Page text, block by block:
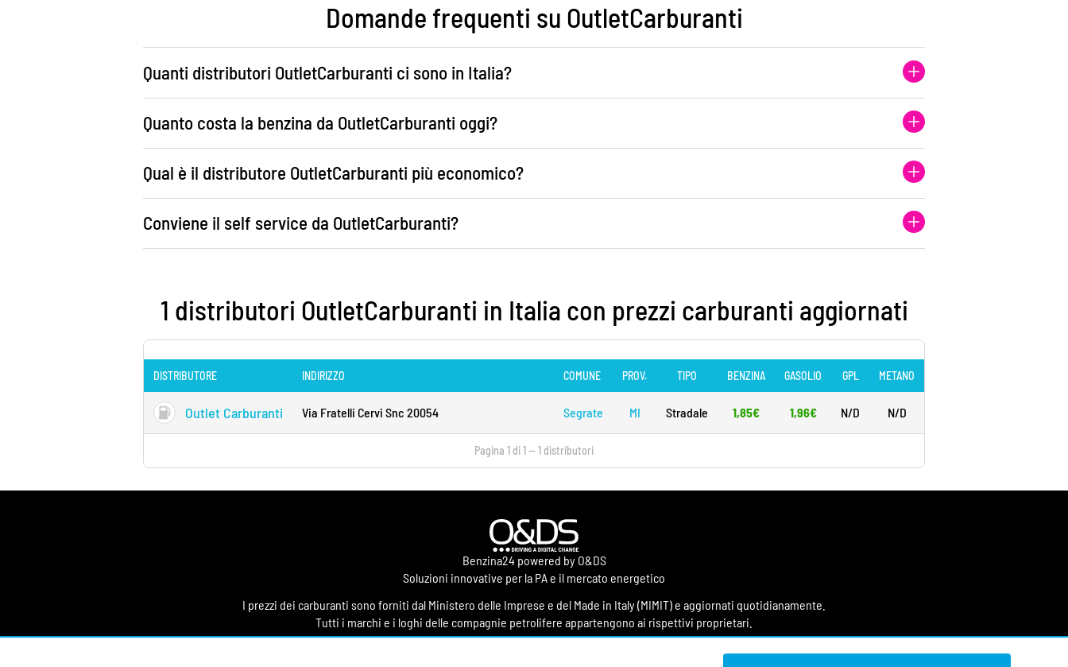
Domande frequenti su OutletCarburanti
Quanti distributori OutletCarburanti ci sono in Italia?
Quanto costa la benzina da OutletCarburanti oggi?
Qual è il distributore OutletCarburanti più economico?
Conviene il self service da OutletCarburanti?
1 distributori OutletCarburanti in Italia con prezzi carburanti aggiornati
DISTRIBUTORE INDIRIZZO COMUNE PROV. TIPO BENZINA GASOLIO GPL METANO
Outlet Carburanti Via Fratelli Cervi Snc 20054 Segrate MI Stradale 1,85€ 1,96€ N/D N/D
Pagina 1 di 1 — 1 distributori
Benzina24 powered by O&DS
Soluzioni innovative per la PA e il mercato energetico
I prezzi dei carburanti sono forniti dal Ministero delle Imprese e del Made in Italy (MIMIT) e aggiornati quotidianamente.
Tutti i marchi e i loghi delle compagnie petrolifere appartengono ai rispettivi proprietari.